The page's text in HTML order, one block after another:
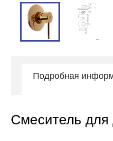
Подробная
Смеситель